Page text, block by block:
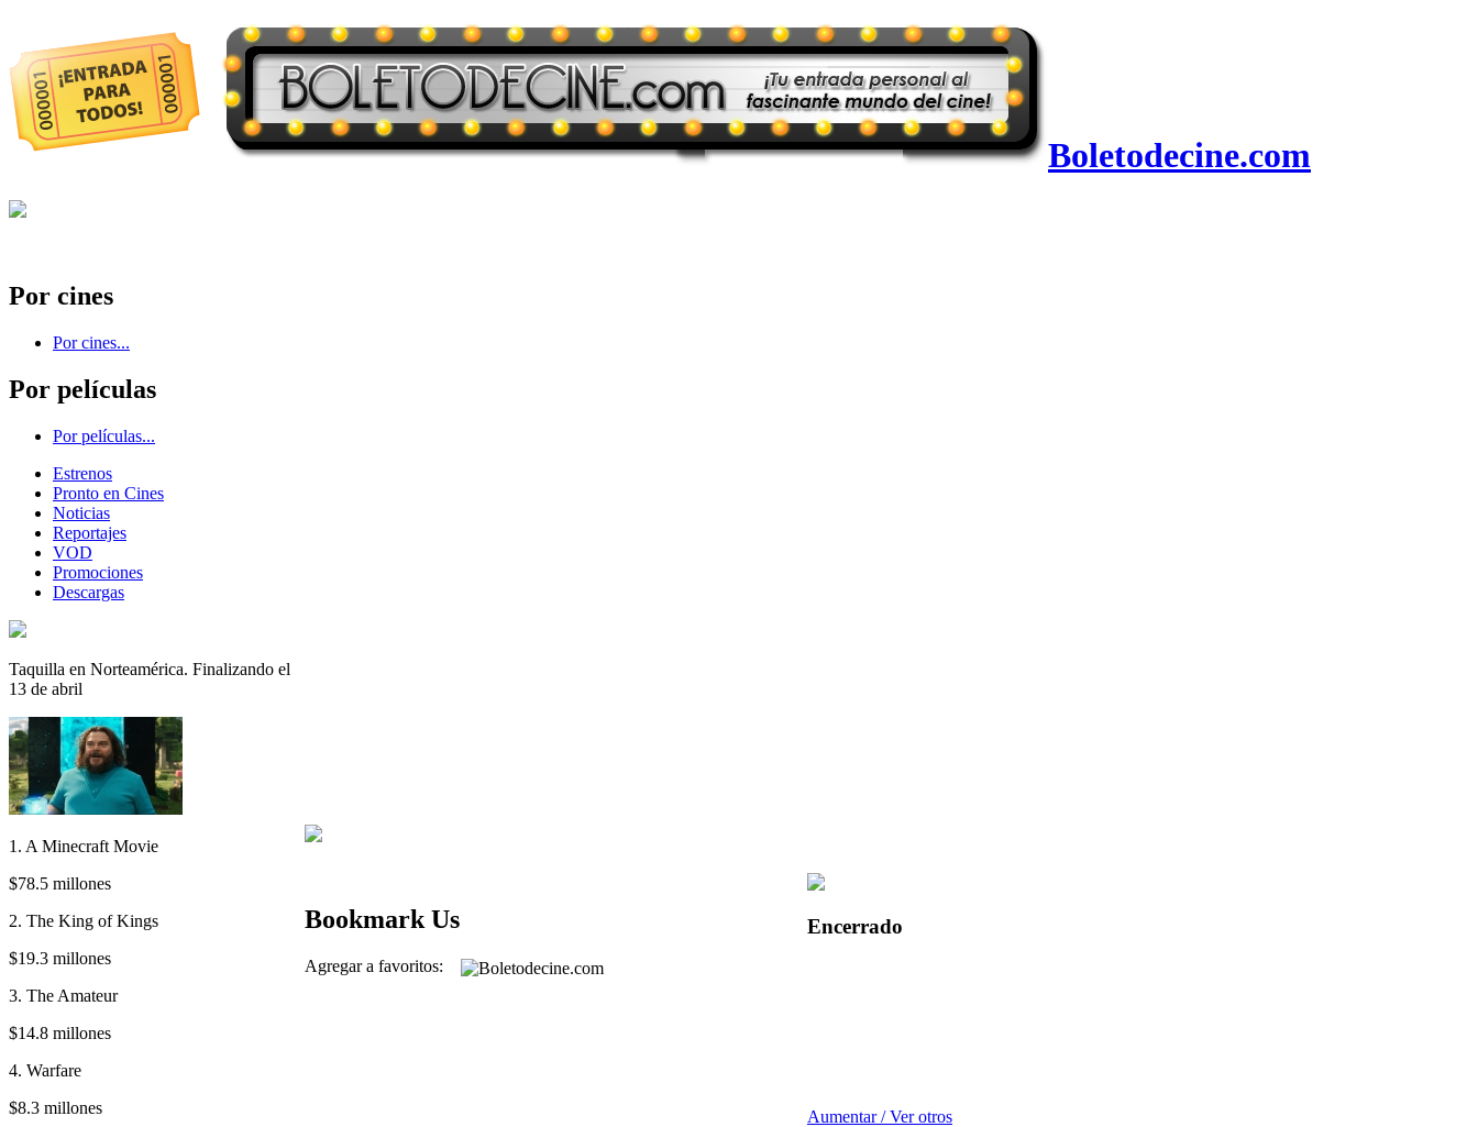
Boletodecine.com
Por cines
Por cines...
Por películas
Por películas...
Estrenos
Pronto en Cines
Noticias
Reportajes
VOD
Promociones
Descargas
Taquilla en Norteamérica. Finalizando el
13 de abril
1. A Minecraft Movie
$78.5 millones
2. The King of Kings
$19.3 millones
3. The Amateur
$14.8 millones
4. Warfare
$8.3 millones
Bookmark Us
Agregar a favoritos:
Encerrado
Aumentar / Ver otros